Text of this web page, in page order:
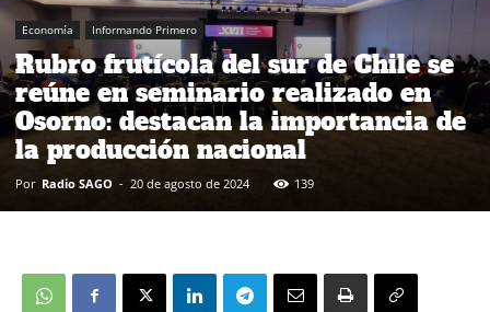
Economía Informando Primero
Rubro frutícola del sur de Chile se
reúne en seminario realizado en
Osorno: destacan la importancia de
la producción nacional
Por Radio SAGO - 20 de agosto de 2024 139